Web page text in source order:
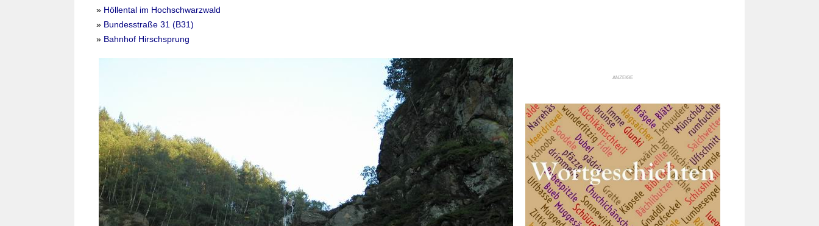
» Höllental im Hochschwarzwald
» Bundesstraße 31 (B31)
» Bahnhof Hirschsprung
ANZEIGE